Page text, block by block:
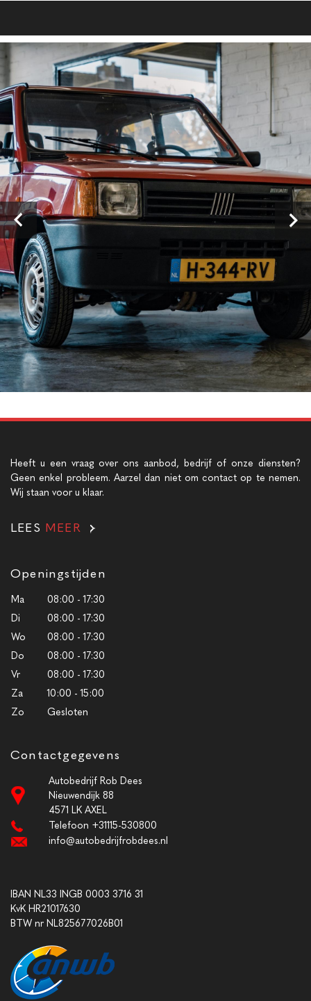
Heeft u een vraag over ons aanbod, bedrijf of onze diensten?
Geen enkel probleem. Aarzel dan niet om contact op te nemen.
Wij staan voor u klaar.
LEES MEER
Openingstijden
Ma
08:00 - 17:30
Di
08:00 - 17:30
Wo
08:00 - 17:30
Do
08:00 - 17:30
Vr
08:00 - 17:30
Za
10:00 - 15:00
Zo
Gesloten
Contactgegevens
Autobedrijf Rob Dees
Nieuwendijk 88
4571 LK AXEL
Telefoon +31115-530800
info@autobedrijfrobdees.nl
IBAN NL33 INGB 0003 3716 31
KvK HR21017630
BTW nr NL825677026B01